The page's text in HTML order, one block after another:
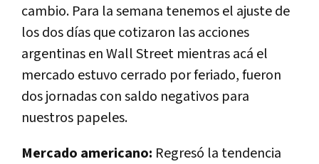
cambio. Para la semana tenemos el ajuste de
los dos días que cotizaron las acciones
argentinas en Wall Street mientras acá el
mercado estuvo cerrado por feriado, fueron
dos jornadas con saldo negativos para
nuestros papeles.
Mercado americano: Regresó la tendencia